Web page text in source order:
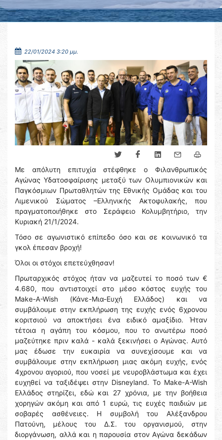
22/01/2024 3:20 μμ.
Με απόλυτη επιτυχία στέφθηκε ο Φιλανθρωπικός
Αγώνας Υδατοσφαίρισης μεταξύ των Ολυμπιονικών και
Παγκόσμιων Πρωταθλητών της Εθνικής Ομάδας και του
Λιμενικού Σώματος –Ελληνικής Ακτοφυλακής, που
πραγματοποιήθηκε στο Σεράφειο Κολυμβητήριο, την
Κυριακή 21/1/2024.
Τόσο σε αγωνιστικό επίπεδο όσο και σε κοινωνικό τα
γκολ έπεσαν βροχή!
Όλοι οι στόχοι επετεύχθησαν!
Πρωταρχικός στόχος ήταν να μαζευτεί το ποσό των €
4.680, που αντιστοιχεί στο μέσο κόστος ευχής του
Make-A-Wish (Κάνε-Μια-Ευχή Ελλάδος) και να
συμβάλουμε στην εκπλήρωση της ευχής ενός 6χρονου
κοριτσιού να αποκτήσει ένα ειδικό αμαξίδιο. Ήταν
τέτοια η αγάπη του κόσμου, που το ανωτέρω ποσό
μαζεύτηκε πριν καλά - καλά ξεκινήσει ο Αγώνας. Αυτό
μας έδωσε την ευκαιρία να συνεχίσουμε και να
συμβάλουμε στην εκπλήρωση μιας ακόμη ευχής, ενός
4χρονου αγοριού, που νοσεί με νευροβλάστωμα και έχει
ευχηθεί να ταξιδέψει στην Disneyland. Το Make-A-Wish
Ελλάδος στηρίζει, εδώ και 27 χρόνια, με την βοήθεια
χορηγών ακόμη και από 1 ευρώ, τις ευχές παιδιών με
σοβαρές ασθένειες. Η συμβολή του Αλέξανδρου
Πατούνη, μέλους του Δ.Σ. του οργανισμού, στην
διοργάνωση, αλλά και η παρουσία στον Αγώνα δεκάδων